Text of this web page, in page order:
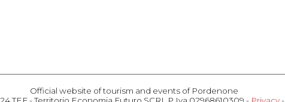
Official website of tourism and events of Pordenone
TEF - Territorio Economia Futuro SCRL P.Iva 02968610309 - Privacy-